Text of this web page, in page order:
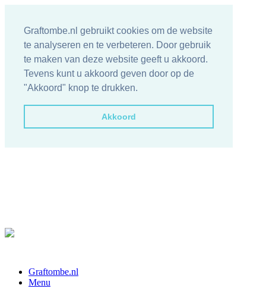
Graftombe.nl gebruikt cookies om de website
te analyseren en te verbeteren. Door gebruik
te maken van deze website geeft u akkoord.
Tevens kunt u akkoord geven door op de
"Akkoord" knop te drukken.
Akkoord
Graftombe.nl
Menu